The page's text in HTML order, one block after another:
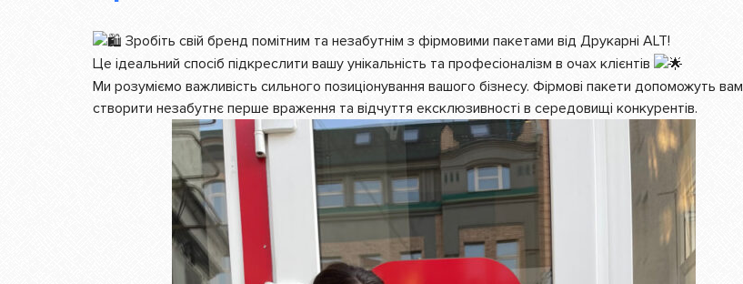
Зробіть свій бренд помітним та незабутнім з фірмовими пакетами від Друкарні ALT!
Це ідеальний спосіб підкреслити вашу унікальність та професіоналізм в очах клієнтів
Ми розуміємо важливість сильного позиціонування вашого бізнесу. Фірмові пакети допоможуть вам
створити незабутнє перше враження та відчуття ексклюзивності в середовищі конкурентів.